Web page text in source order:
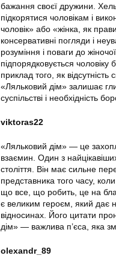
бажання своєї дружини.
підкорятися чоловікам і
чоловік» або «жінка, як
консервативні погляди і
розуміння і поваги до
підпорядковується
приклад того, як відсутність
«Ляльковий дім» залишає
суспільстві і необхідність
viktoras22
«Ляльковий дім» — це
взаємин. Один з
століття. Він має сильне
представника того часу,
що все, що робить, це на
є великим героєм, який дає
відносинах. Його цитати
дім» — важлива п’єса, яка
olexandr_89